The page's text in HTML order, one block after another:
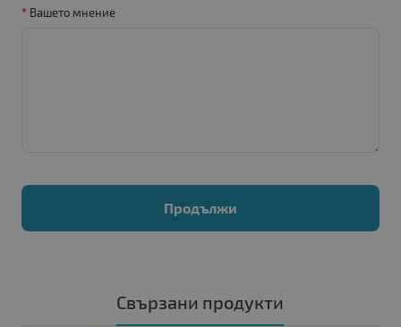
Вашето мнение
Продължи
Свързани продукти